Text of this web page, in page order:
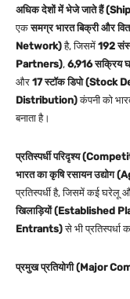
अधिक देशों में भेजे जाते हैं
एकसमग्र भारत बिक्री और
Network)है, जिसमें 192
Partners), 6,916 सक्रिय
और 17 स्टॉक डिपो (Stock
Distribution)कंपनी को
बनाता है।
प्रतिस्पर्धी परिदृश्य
भारत का कृषि रसायन
प्रतिस्पर्धी है, जिसमें कई घरेलू
खिलाड़ियों (Established
Entrants)से भी प्रतिस्पर्धा
प्रमुख प्रतियोगी (Major